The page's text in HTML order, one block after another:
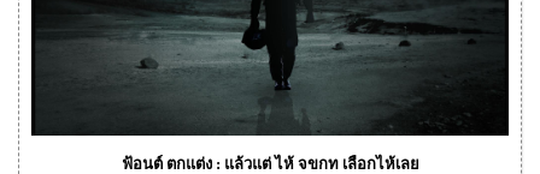
ฟ้อนต์ ตกแต่ง : แล้วแต่ ไห้ จขกท เลือกไห้เลย